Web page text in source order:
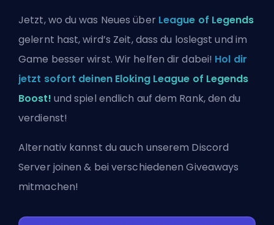
Jetzt, wo du was Neues über League of Legends
gelernt hast, wird’s Zeit, dass du loslegst und im
Game besser wirst. Wir helfen dir dabei! Hol dir
jetzt sofort deinen Eloking League of Legends
Boost! und spiel endlich auf dem Rank, den du
verdienst!
Alternativ kannst du auch unserem Discord
Server joinen & bei verschiedenen Giveaways
mitmachen!